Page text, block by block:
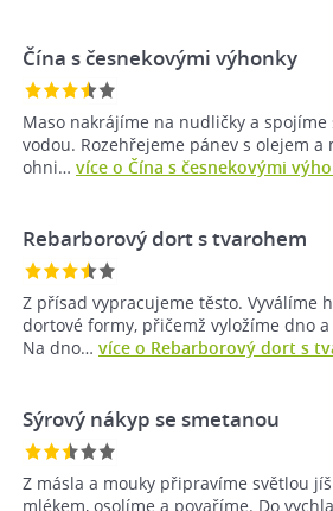
Čína s česnekovými výhonky
Maso nakrájíme na nudličky a spojíme
vodou. Rozehřejeme pánev s olejem a
ohni… více o Čína s česnekovými
Rebarborový dort s tvarohem
Z přísad vypracujeme těsto. Vyválíme
dortové formy, přičemž vyložíme dno a
Na dno… více o Rebarborový dort s
Sýrový nákyp se smetanou
Z másla a mouky připravíme světlou
mlékem, osolíme a povaříme. Do